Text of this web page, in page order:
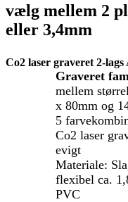
vælg mellem 2
eller 3,4mm
Co2 laser graveret 2-
Graveret
mellem
x 80mm og
5
Co2 laser
evigt
Materiale:
flexibel ca.
PVC